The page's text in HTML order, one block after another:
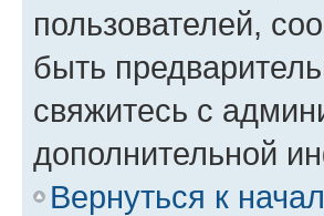
пользователей,
быть
свяжитесь с
дополнительной
Вернуться к